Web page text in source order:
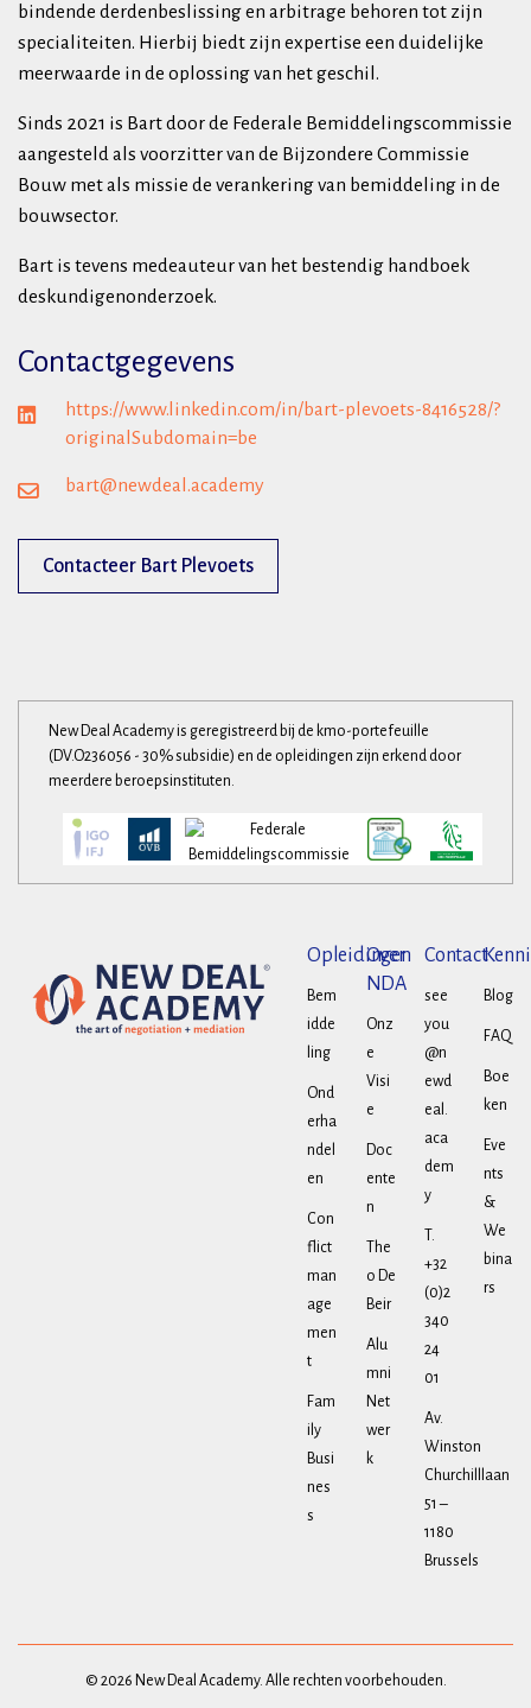
bindende derdenbeslissing en arbitrage behoren tot zijn
specialiteiten. Hierbij biedt zijn expertise een duidelijke
meerwaarde in de oplossing van het geschil.
Sinds 2021 is Bart door de Federale Bemiddelingscommissie
aangesteld als voorzitter van de Bijzondere Commissie
Bouw met als missie de verankering van bemiddeling in de
bouwsector.
Bart is tevens medeauteur van het bestendig handboek
deskundigenonderzoek.
Contactgegevens
https://www.linkedin.com/in/bart-plevoets-8416528/?
originalSubdomain=be
bart@newdeal.academy
Contacteer Bart Plevoets
New Deal Academy is geregistreerd bij de kmo-portefeuille
(DV.O236056 - 30% subsidie) en de opleidingen zijn erkend door
meerdere beroepsinstituten.
Opleidingen
Bem
idde
ling
Ond
erha
ndel
en
Con
flict
man
age
men
t
Fam
ily
Busi
nes
s
Over
NDA
Onz
e
Visi
e
Doc
ente
n
The
o De
Beir
Alu
mni
Net
wer
k
Contact
see
you
@n
ewd
eal.
aca
dem
y
T.
+32
(0)2
340
24
01
Av.
Winston
Churchilllaan
51 –
1180
Brussels
Blog
FAQ
Boe
ken
Eve
nts
&
We
bina
rs
© 2026 New Deal Academy. Alle rechten voorbehouden.